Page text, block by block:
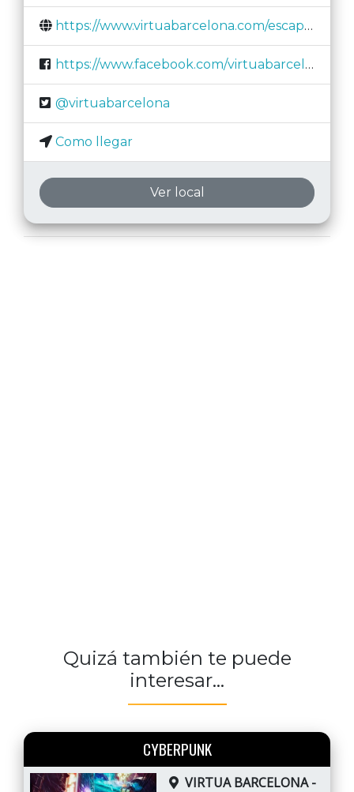
https://www.virtuabarcelona.com/escape-room-en-realidad-virtual/
https://www.facebook.com/virtuabarcelona/
@virtuabarcelona
Como llegar
Ver local
Quizá también te puede
interesar...
CYBERPUNK
VIRTUA BARCELONA -